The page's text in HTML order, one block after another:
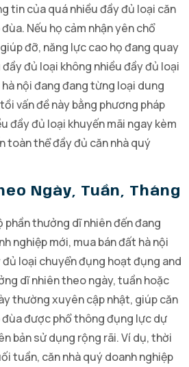
tin của quá nhiều đầy đủ loại căn
Nếu họ cảm nhận yên chổ
đỡ, năng lực cao họ đang quay
đủ loại không nhiều đầy đủ loại
nội đang đang từng loại dung
vấn đề này bằng phương pháp
đầy đủ loại khuyến mãi ngay kèm
toàn thể đầy đủ căn nhà quý
Ngày, Tuần, Tháng
phần thưởng dĩ nhiên đến đang
nghiệp mới, mua bán đất hà nội
loại chuyển đụng hoạt đụng and
dĩ nhiên theo ngày, tuần hoặc
thường xuyên cập nhật, giúp căn
được phổ thông đụng lực dự
bản sử dụng rộng rãi. Ví dụ, thời
tuần, căn nhà quý doanh nghiệp